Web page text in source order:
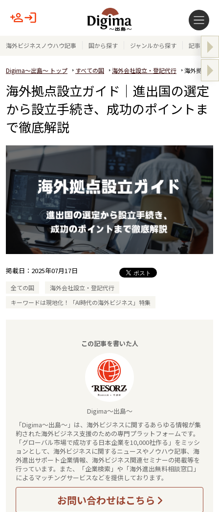
海外ビジネスノウハウ記事 国から探す ジャンルから探す 記事テー
Digima～出島～ トップ すべての国 海外会社設立・登記代行 海外拠点設
海外拠点設立ガイド｜進出国の選定
から設立手続き、成功のポイントま
で徹底解説
掲載日： 2025年07月17日
全ての国
海外会社設立・登記代行
キーワードは現地化！「AI時代の海外ビジネス」特集
この記事を書いた人
Digima～出島～
「Digima～出島～」は、海外ビジネスに関するあらゆる情報が集
約された海外ビジネス支援のための専門プラットフォームです。
「グローバル市場で成功する日本企業を10,000社作る」をミッシ
ョンとして、海外ビジネスに関するニュースやノウハウ記事、海
外進出サポート企業情報、海外ビジネス関連セミナーの掲載等を
行っています。また、「企業検索」や「海外進出無料相談窓口」
によるマッチングサービスなどを提供しております。
お問い合わせはこちら